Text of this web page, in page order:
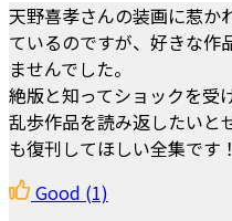
天野喜孝さんの装画に惹か
ているのですが、好きな作
ませんでした。
絶版と知ってショックを受
乱歩作品を読み返したいと
も復刊してほしい全集です！
Good (1)